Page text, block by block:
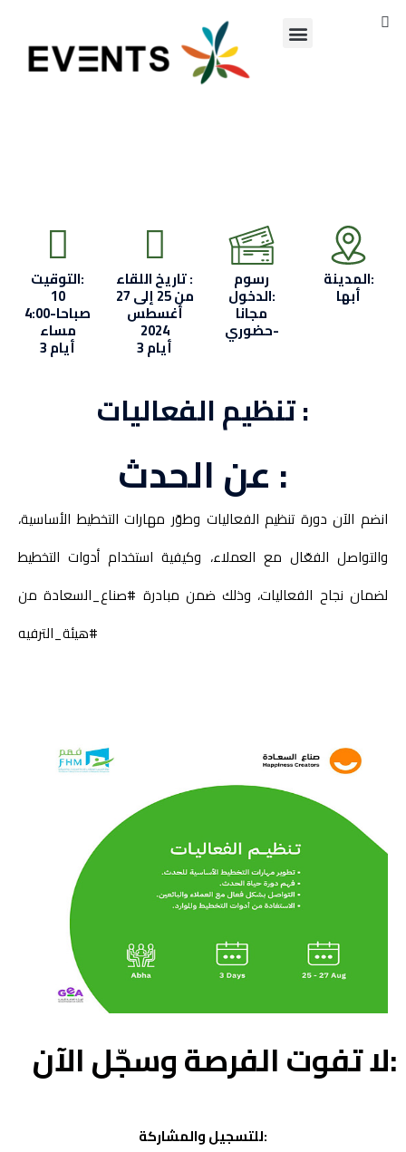
content
Menu
التوقيت:
10
صباحا-4:00
مساء
3 أيام
تاريخ اللقاء :
من 25 إلى 27
أغسطس
2024
3 أيام
رسوم
الدخول:
مجانا
-حضوري
المدينة:
أبها
تنظيم الفعاليات :
عن الحدث :
انضم الآن دورة تنظيم الفعاليات وطوّر مهارات التخطيط الأساسية،
والتواصل الفعّال مع العملاء، وكيفية استخدام أدوات التخطيط
لضمان نجاح الفعاليات، وذلك ضمن مبادرة ⁧‫#صناع_السعادة‬⁩ من
‏لا تفوت الفرصة وسجّل الآن:
للتسجيل والمشاركة: